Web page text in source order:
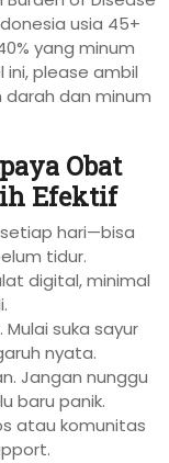
usia 45+
yang minum
please ambil
dan minum
Obat
Efektif
hari—bisa
tidur.
digital, minimal
suka sayur
nyata.
Jangan nunggu
baru panik.
atau komunitas